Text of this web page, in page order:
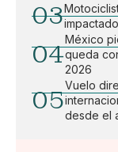
03
04
México
queda
2026
05
Vuelo
desde el